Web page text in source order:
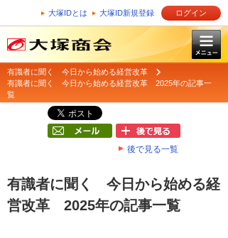
大塚IDとは 大塚ID新規登録 ログイン
有識者に聞く 今日から始める経営改革
有識者に聞く 今日から始める経営改革 2025年の記事一
覧
後で見る一覧
有識者に聞く 今日から始める経
営改革 2025年の記事一覧